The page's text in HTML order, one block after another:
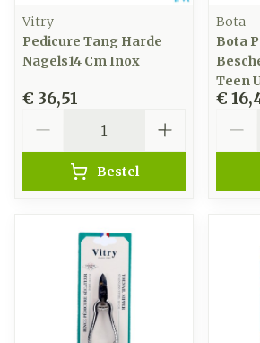
Vitry
Pedicure Tang Harde
Nagels14 Cm Inox
€ 36,51
Bestel
Bota
Bota
Teen
€